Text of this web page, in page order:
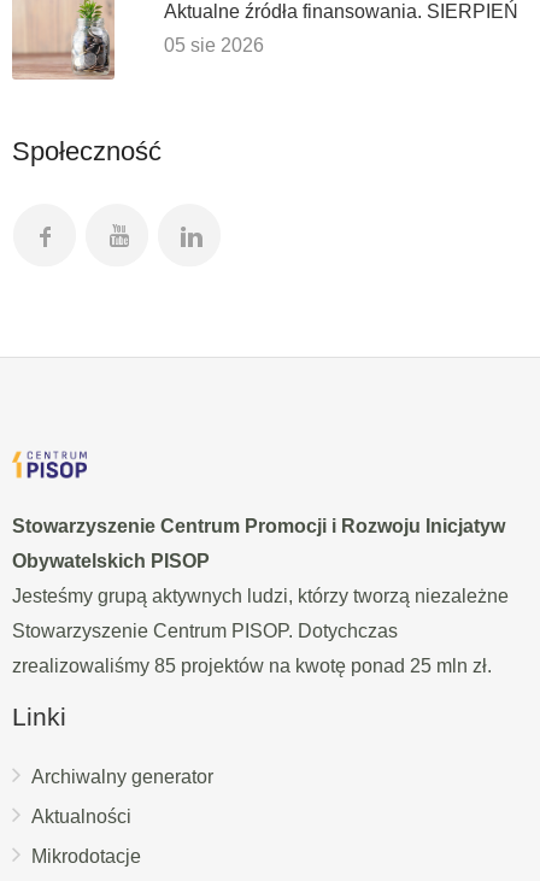
Aktualne źródła finansowania. SIERPIEŃ
05 sie 2026
Społeczność
Stowarzyszenie Centrum Promocji i Rozwoju Inicjatyw
Obywatelskich PISOP
Jesteśmy grupą aktywnych ludzi, którzy tworzą niezależne
Stowarzyszenie Centrum PISOP. Dotychczas
zrealizowaliśmy 85 projektów na kwotę ponad 25 mln zł.
Linki
Archiwalny generator
Aktualności
Mikrodotacje